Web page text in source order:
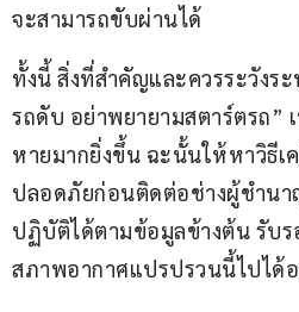
จะสามารถขับผ่านได้
ทั้งนี้ สิ่งที่สำคัญและควรระวังร
รถดับ อย่าพยายามสตาร์ตรถ”
หายมากยิ่งขึ้น ฉะนั้นให้หาวิธีเ
ปลอดภัยก่อนติดต่อช่างผู้ชำนา
ปฏิบัติได้ตามข้อมูลข้างต้น รับ
สภาพอากาศแปรปรวนนี้ไปได้